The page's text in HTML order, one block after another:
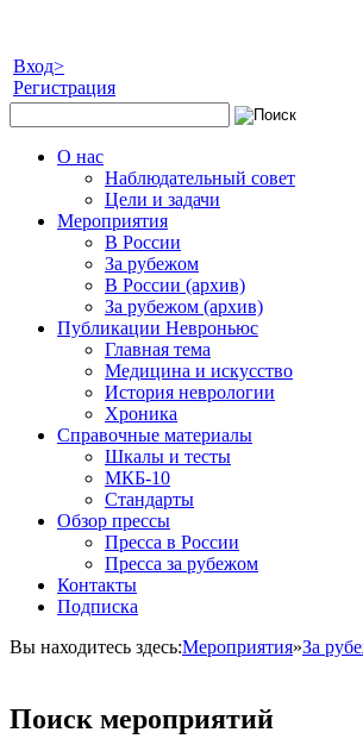
Вход>
Регистрация
О нас
Наблюдательный совет
Цели и задачи
Мероприятия
В России
За рубежом
В России (архив)
За рубежом (архив)
Публикации Невроньюс
Главная тема
Медицина и искусство
История неврологии
Хроника
Справочные материалы
Шкалы и тесты
МКБ-10
Стандарты
Обзор прессы
Пресса в России
Пресса за рубежом
Контакты
Подписка
Вы находитесь здесь:Мероприятия»За
Поиск мероприятий